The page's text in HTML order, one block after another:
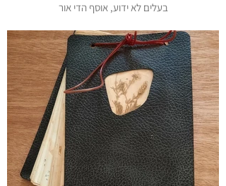
בעלים לא ידוע, אוסף הדי אור